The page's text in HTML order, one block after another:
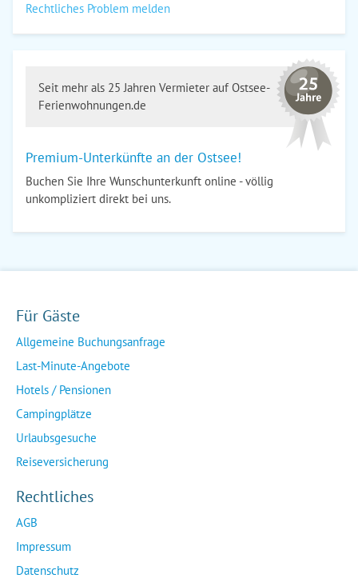
Rechtliches Problem melden
Seit mehr als 25 Jahren Vermieter auf Ostsee-
Ferienwohnungen.de
Premium-Unterkünfte an der Ostsee!
Buchen Sie Ihre Wunschunterkunft online - völlig
unkompliziert direkt bei uns.
Für Gäste
Allgemeine Buchungsanfrage
Last-Minute-Angebote
Hotels / Pensionen
Campingplätze
Urlaubsgesuche
Reiseversicherung
Rechtliches
AGB
Impressum
Datenschutz